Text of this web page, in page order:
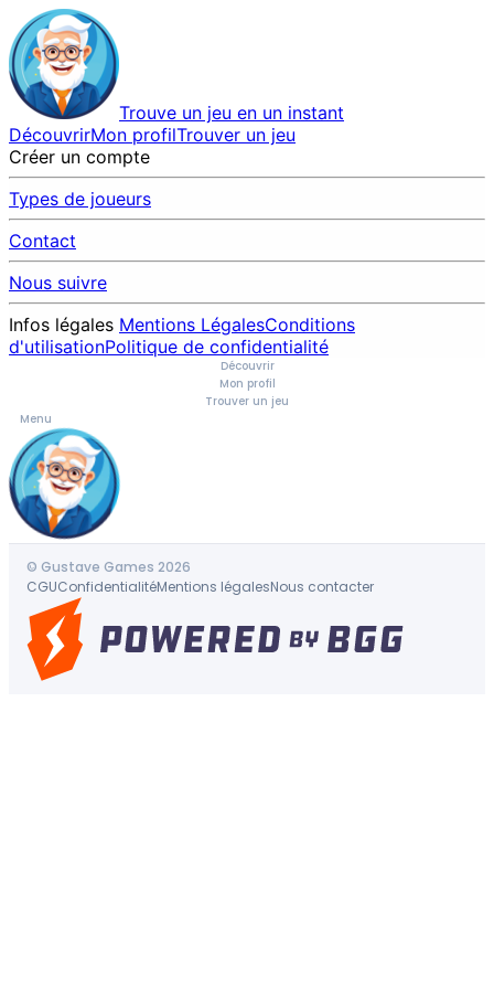
Trouve un jeu en un instant
DécouvrirMon profilTrouver un jeu
Créer un compte
Types de joueurs
Contact
Nous suivre
Infos légales Mentions LégalesConditions
d'utilisationPolitique de confidentialité
Découvrir
Mon profil
Trouver un jeu
Menu
© Gustave Games 2026
CGUConfidentialitéMentions légalesNous contacter